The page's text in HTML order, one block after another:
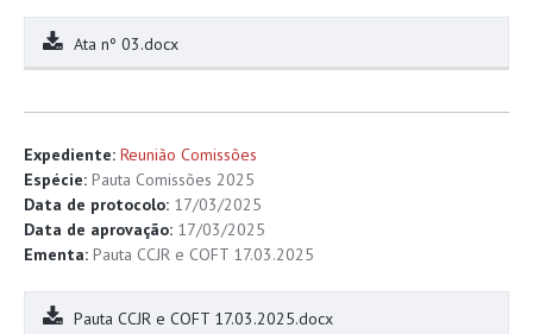
Ata nº 03.docx
Expediente: Reunião Comissões
Espécie: Pauta Comissões 2025
Data de protocolo: 17/03/2025
Data de aprovação: 17/03/2025
Ementa: Pauta CCJR e COFT 17.03.2025
Pauta CCJR e COFT 17.03.2025.docx